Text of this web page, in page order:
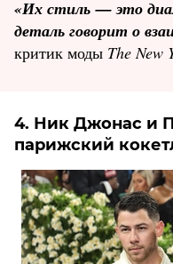
«Их стиль — это
деталь говорит о
критик моды The New
4. Ник Джонас и
парижский